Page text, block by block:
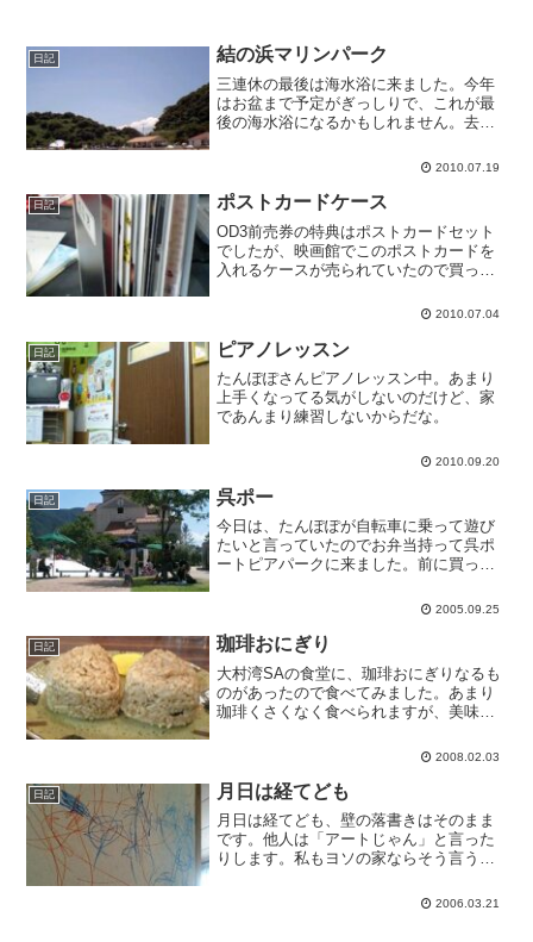
日記 結の浜マリンパーク
三連休の最後は海水浴に来ました。今年
はお盆まで予定がぎっしりで、これが最
後の海水浴になるかもしれません。去年
今年はとても綺麗です。ネットで「長崎
ないところで、穴場だと...
2010.07.19
日記 ポストカードケース
OD3前売券の特典はポストカードセット
でしたが、映画館でこのポストカードを
入れるケースが売られていたので買って
並び順をどうするか悩みますね。結局、
とめました。
2010.07.04
日記 ピアノレッスン
たんぽぽさんピアノレッスン中。あまり
上手くなってる気がしないのだけど、家
であんまり練習しないからだな。
2010.09.20
日記 呉ポー
今日は、たんぽぽが自転車に乗って遊び
たいと言っていたのでお弁当持って呉ポ
ートピアパークに来ました。前に買って
ふわふわドームが新しく出来てました。
2005.09.25
日記 珈琲おにぎり
大村湾SAの食堂に、珈琲おにぎりなるも
のがあったので食べてみました。あまり
珈琲くさくなく食べられますが、美味し
2008.02.03
日記 月日は経てども
月日は経てども、壁の落書きはそのまま
です。他人は「アートじゃん」と言った
りします。私もヨソの家ならそう言うで
2006.03.21